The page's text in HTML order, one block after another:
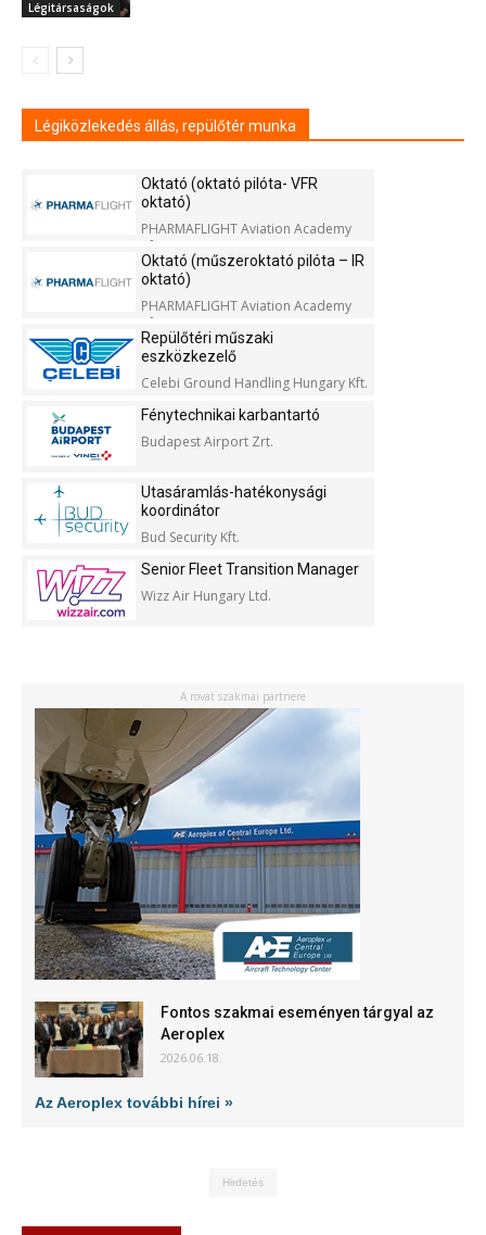
Légitársaságok
Légiközlekedés állás, repülőtér munka
Oktató (oktató pilóta- VFR
oktató)
PHARMAFLIGHT Aviation Academy
Kft.
Oktató (műszeroktató pilóta – IR
oktató)
PHARMAFLIGHT Aviation Academy
Kft.
Repülőtéri műszaki
eszközkezelő
Celebi Ground Handling Hungary Kft.
Fénytechnikai karbantartó
Budapest Airport Zrt.
Utasáramlás-hatékonysági
koordinátor
Bud Security Kft.
Senior Fleet Transition Manager
Wizz Air Hungary Ltd.
A rovat szakmai partnere
Fontos szakmai eseményen tárgyal az
Aeroplex
2026.06.18.
Az Aeroplex további hírei »
Hirdetés